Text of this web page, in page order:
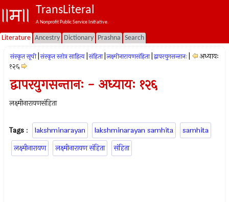
TransLiteral
A Nonprofit Public Service Initiative.
Literature Ancestry Dictionary Prashna Search
संस्कृत सूची संस्कृत स्तोत्र साहित्य संहिता लक्ष्मीनारायणसंहिता द्वापरयुगसन्तानः
अध्यायः
१२६
द्वापरयुगसन्तानः - अध्यायः १२६
लक्ष्मीनारायणसंहिता
Tags : lakshminarayan lakshminarayan samhita
samhita
लक्ष्मीनारायण
लक्ष्मीनारायण संहिता संहिता